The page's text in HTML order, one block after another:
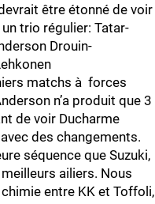
être étonné de voir
trio régulier: Tatar-
Drouin-
matchs à forces
n’a produit que 3
de voir Ducharme
des changements.
séquence que Suzuki,
ailiers. Nous
entre KK et Toffoli,